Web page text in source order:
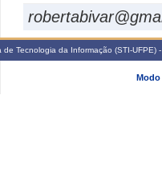
de Tecnologia da Informação (STI-
Modo